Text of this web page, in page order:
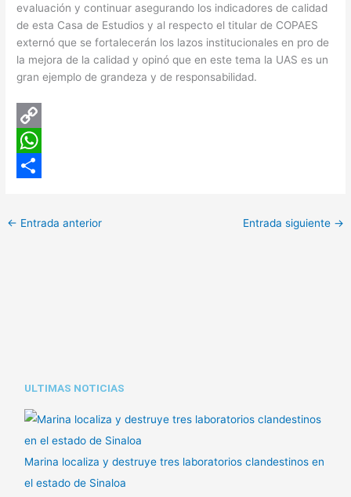
evaluación y continuar asegurando los indicadores de calidad
de esta Casa de Estudios y al respecto el titular de COPAES
externó que se fortalecerán los lazos institucionales en pro de
la mejora de la calidad y opinó que en este tema la UAS es un
gran ejemplo de grandeza y de responsabilidad.
C
oW
← Entrada anterior Entrada siguiente →
ULTIMAS NOTICIAS
Marina localiza y destruye tres laboratorios clandestinos en
el estado de Sinaloa